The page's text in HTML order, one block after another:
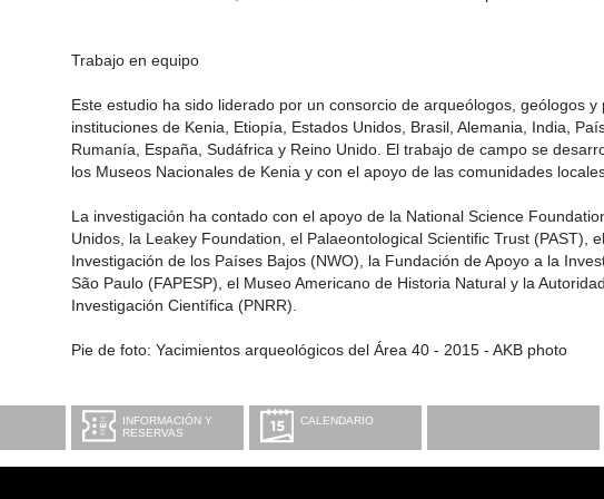
Trabajo en equipo
Este estudio ha sido liderado por un consorcio de arqueólogos, geólogos
instituciones de Kenia, Etiopía, Estados Unidos, Brasil, Alemania, India,
Rumanía, España, Sudáfrica y Reino Unido. El trabajo de campo se
los Museos Nacionales de Kenia y con el apoyo de las comunidades
La investigación ha contado con el apoyo de la National Science
Unidos, la Leakey Foundation, el Palaeontological Scientific Trust (PAST),
Investigación de los Países Bajos (NWO), la Fundación de Apoyo a la
São Paulo (FAPESP), el Museo Americano de Historia Natural y la
Investigación Científica (PNRR).
Pie de foto: Yacimientos arqueológicos del Área 40 - 2015 - AKB photo
INFORMACIÓN Y
RESERVAS
CALENDARIO